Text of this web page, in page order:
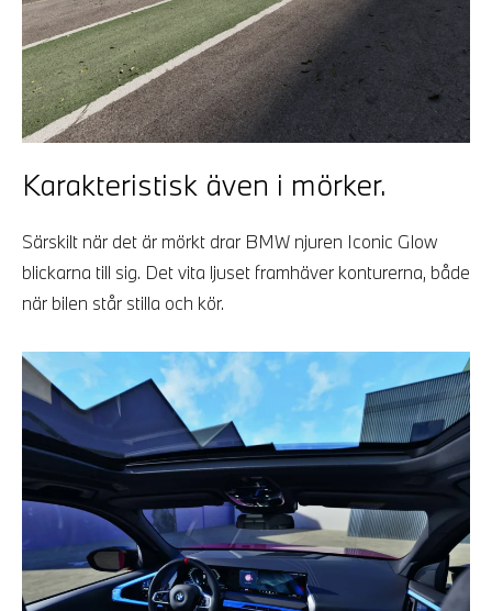
Karakteristisk även i mörker.
Särskilt när det är mörkt drar BMW njuren Iconic Glow
blickarna till sig. Det vita ljuset framhäver konturerna, både
när bilen står stilla och kör.